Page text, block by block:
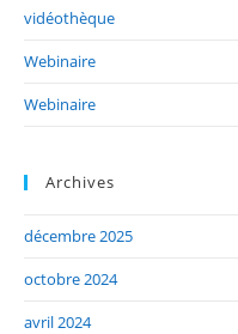
vidéothèque
Webinaire
Webinaire
Archives
décembre 2025
octobre 2024
avril 2024